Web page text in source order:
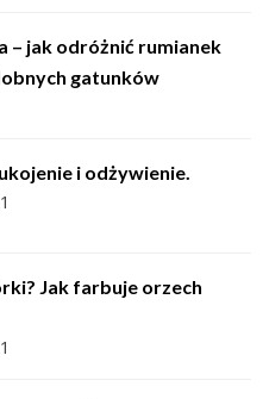
– jak odróżnić rumianek
gatunków
i odżywienie.
Jak farbuje orzech